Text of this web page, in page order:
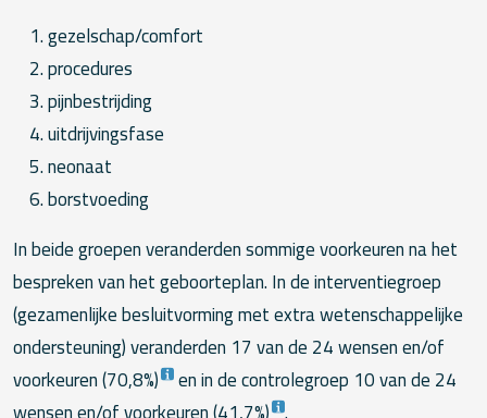
gezelschap/comfort
procedures
pijnbestrijding
uitdrijvingsfase
neonaat
borstvoeding
In beide groepen veranderden sommige voorkeuren na het
bespreken van het geboorteplan. In de interventiegroep
(gezamenlijke besluitvorming met extra wetenschappelijke
ondersteuning) veranderden 17 van de 24 wensen en/of
voorkeuren (70,8%) en in de controlegroep 10 van de 24